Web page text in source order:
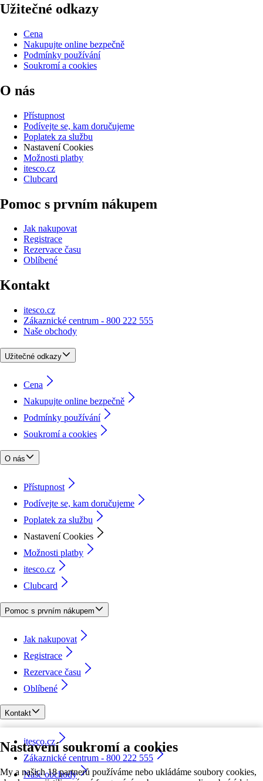
Nastavení soukromí a cookies
My a našich 18 partnerů používáme nebo ukládáme soubory cookies,
Užitečné odkazy
Cena
Nakupujte online bezpečně
Podmínky používání
Soukromí a cookies
O nás
Přístupnost
Podívejte se, kam doručujeme
Poplatek za službu
Nastavení Cookies
Možnosti platby
itesco.cz
Clubcard
Pomoc s prvním nákupem
Jak nakupovat
Registrace
Rezervace času
Oblíbené
Kontakt
itesco.cz
Zákaznické centrum - 800 222 555
Naše obchody
Užitečné odkazy
Cena
Nakupujte online bezpečně
Podmínky používání
Soukromí a cookies
O nás
Přístupnost
Podívejte se, kam doručujeme
Poplatek za službu
Nastavení Cookies
Možnosti platby
itesco.cz
Clubcard
Pomoc s prvním nákupem
Jak nakupovat
Registrace
Rezervace času
Oblíbené
Kontakt
itesco.cz
Zákaznické centrum - 800 222 555
Naše obchody